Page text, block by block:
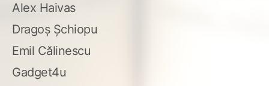
Alex Haivas
Dragoș Șchiopu
Emil Călinescu
Gadget4u